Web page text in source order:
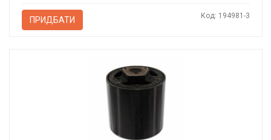
ПРИДБАТИ Код: 194981-3